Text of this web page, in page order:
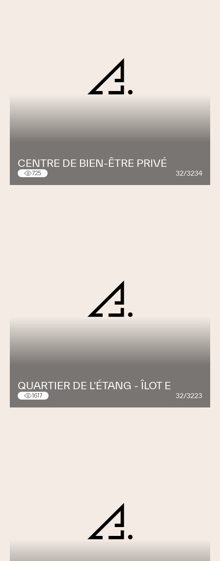
CENTRE DE BIEN-ÊTRE PRIVÉ
725 32/3234
QUARTIER DE L'ÉTANG - ÎLOT E
1617 32/3223